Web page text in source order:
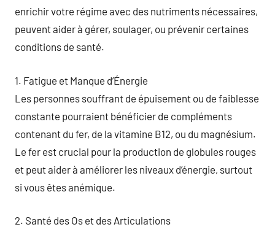
enrichir votre régime avec des nutriments nécessaires,
peuvent aider à gérer, soulager, ou prévenir certaines
conditions de santé.
1. Fatigue et Manque d’Énergie
Les personnes souffrant de épuisement ou de faiblesse
constante pourraient bénéficier de compléments
contenant du fer, de la vitamine B12, ou du magnésium.
Le fer est crucial pour la production de globules rouges
et peut aider à améliorer les niveaux d’énergie, surtout
si vous êtes anémique.
2. Santé des Os et des Articulations